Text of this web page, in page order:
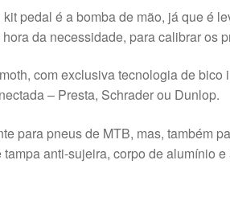
pedal é a bomba de mão, já que é
da necessidade, para calibrar os
com exclusiva tecnologia de
– Presta, Schrader ou Dunlop.
para pneus de MTB, mas, também
anti-sujeira, corpo de alumínio